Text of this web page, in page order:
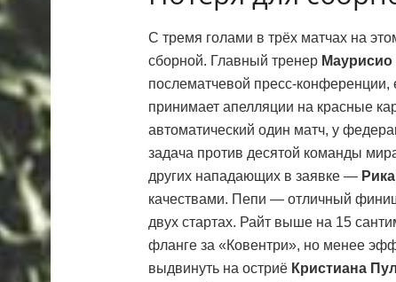
С тремя голами в трёх матчах на
сборной. Главный тренер Маурисио
послематчевой пресс-
принимает апелляции на красные
автоматический один матч, у
задача против десятой команды
других нападающих в заявке —
качествами. Пепи — отличный
двух стартах. Райт выше на 15
фланге за «Ковентри», но менее
выдвинуть на остриё Кристиана